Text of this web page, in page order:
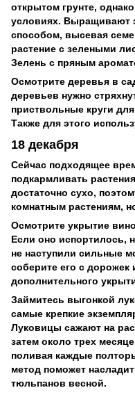
открытом грунте,
условиях. Выращивают
способом, высевая
растение с зелеными
Зелень с пряным
Осмотрите деревья в
деревьев нужно
приствольные круги
Также для этого
18 декабря
Сейчас подходящее
подкармливать
достаточно сухо,
комнатным растениям,
Осмотрите укрытие
Если оно испортилось,
не наступили сильные
соберите его с дорожек
дополнительного
Займитесь выгонкой
самые крепкие
Луковицы сажают на
затем около трех
поливая каждые
метод поможет
тюльпанов весной.